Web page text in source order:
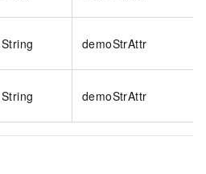
String demoStrAttr
String demoStrAttr